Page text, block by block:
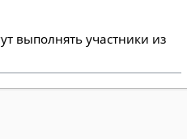
выполнять участники из